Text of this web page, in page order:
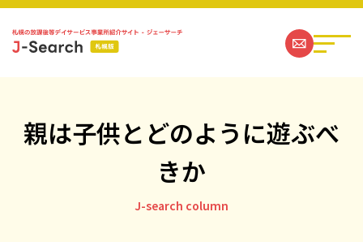
札幌の放課後等デイサービス事業所一覧
親は子供とどのように遊ぶべ
きか
J-search column